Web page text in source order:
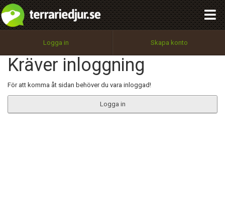
Logga in Skapa konto
Kräver inloggning
För att komma åt sidan behöver du vara inloggad!
Logga in
Utför
100%
OK
integritetspolicy
Namn:
Epost:
Begär nytt lösenord
Tillbaka till förstasidan